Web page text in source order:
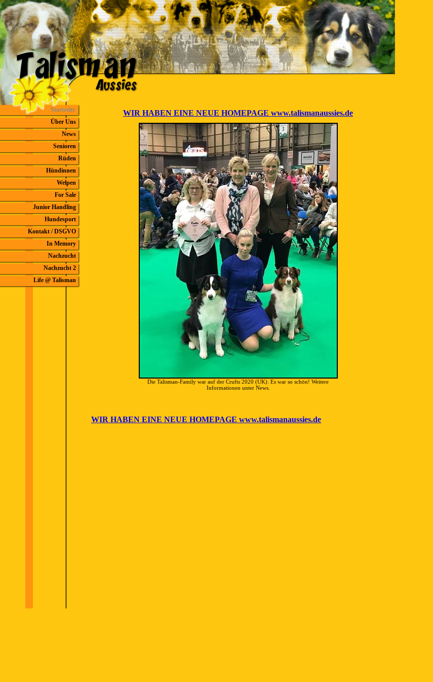
Startseite
Über Uns
News
Senioren
Rüden
Hündinnen
Welpen
For Sale
Junior Handling
Hundesport
Kontakt / DSGVO
In Memory
Nachzucht
Nachzucht 2
Life @ Talisman
WIR HABEN EINE NEUE HOMEPAGE www.talismanaussies.de
Die Talisman-Family war auf der Crufts 2020 (UK). Es war so schön! Weitere
Informationen unter News.
WIR HABEN EINE NEUE HOMEPAGE www.talismanaussies.de